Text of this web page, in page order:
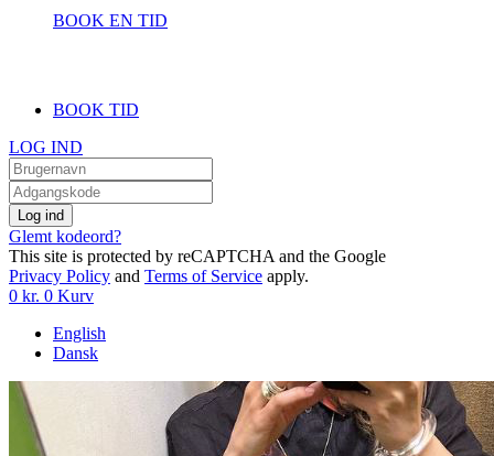
BOOK EN TID
BOOK TID
LOG IND
Log ind
Glemt kodeord?
This site is protected by reCAPTCHA and the Google
Privacy Policy and Terms of Service apply.
0 kr. 0 Kurv
English
Dansk